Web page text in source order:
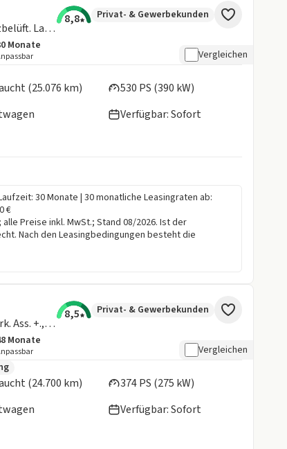
M850i xDrive Coupe 🔥 M Sport 20" Sitzbelüft. Laser 🔥
8,8 Privat- & Gewerbekunden
Monate
Vergleichen
(25.076 km)
530 PS (390 kW)
Verfügbar: Sofort
30 Monate | 30 monatliche Leasingraten ab:
€
Preise inkl. MwSt.; Stand 08/2026. Ist der
Nach den Leasingbedingungen besteht die
Coupe xDri., "M Sport Pro", Dri. Ass., Park. Ass. +., H/K., Keyless., uvm.
8,5 Privat- & Gewerbekunden
Monate
Vergleichen
(24.700 km)
374 PS (275 kW)
Verfügbar: Sofort